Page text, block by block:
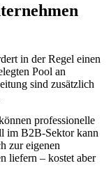
in der Regel einen
Pool an
sind zusätzlich
professionelle
im B2B-Sektor kann
zur eigenen
liefern – kostet aber